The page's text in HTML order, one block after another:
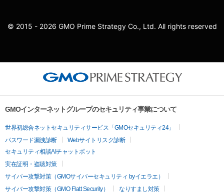
© 2015 - 2026 GMO Prime Strategy Co., Ltd. All rights reserved
GMOインターネットグループのセキュリティ事業について
世界初総合ネットセキュリティサービス「GMOセキュリティ24」
パスワード漏洩診断
Webサイトリスク診断
セキュリティ相談AIチャットボット
実在証明・盗聴対策
サイバー攻撃対策（GMOサイバーセキュリティ byイエラエ）
サイバー攻撃対策（GMO Flatt Security）
なりすまし対策